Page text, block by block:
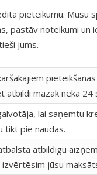
pieteikumu. Mūsu
pastāv noteikumi un
jums.
atbildi mazāk nekā 24
lai saņemtu
tikt pie naudas.
atbildīgu
jūsu